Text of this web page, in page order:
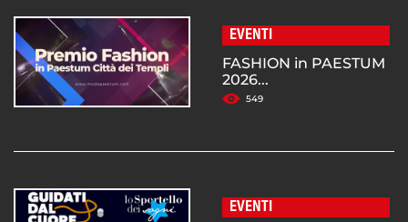
EVENTI
FASHION in PAESTUM
2026...
549
EVENTI